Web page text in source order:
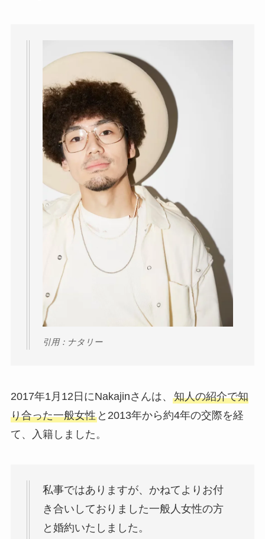
引用：ナタリー
2017年1月12日にNakajinさんは、 知人の紹介で知
り合った一般女性と2013年から約4年の交際を経
て、入籍しました。
私事ではありますが、かねてよりお付
き合いしておりました一般人女性の方
と婚約いたしました。